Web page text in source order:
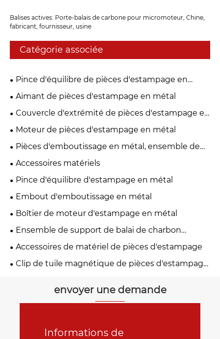
Balises actives: Porte-balais de carbone pour micromoteur, Chine,
fabricant, fournisseur, usine
Catégorie associée
Pince d'équilibre de pièces d'estampage en
métal
Aimant de pièces d'estampage en métal
Couvercle d'extrémité de pièces d'estampage en
métal
Moteur de pièces d'estampage en métal
Pièces d'emboutissage en métal, ensemble de
support de balais de carbone
Accessoires matériels
Pince d'équilibre d'estampage en métal
Embout d'emboutissage en métal
Boîtier de moteur d'estampage en métal
Ensemble de support de balai de charbon
d'estampage en métal
Accessoires de matériel de pièces d'estampage
Clip de tuile magnétique de pièces d'estampage
envoyer une demande
Informations de